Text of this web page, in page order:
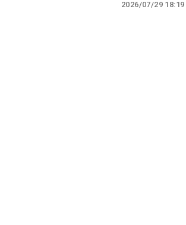
2026/07/29 18:19